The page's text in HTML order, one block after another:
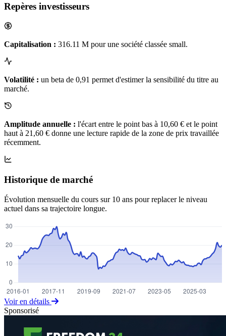
Repères investisseurs
Capitalisation : 316.11 M pour une société classée small.
Volatilité : un beta de 0,91 permet d'estimer la sensibilité du titre au
marché.
Amplitude annuelle : l'écart entre le point bas à 10,60 € et le point
haut à 21,60 € donne une lecture rapide de la zone de prix travaillée
récemment.
Historique de marché
Évolution mensuelle du cours sur 10 ans pour replacer le niveau
actuel dans sa trajectoire longue.
Voir en détails
Sponsorisé